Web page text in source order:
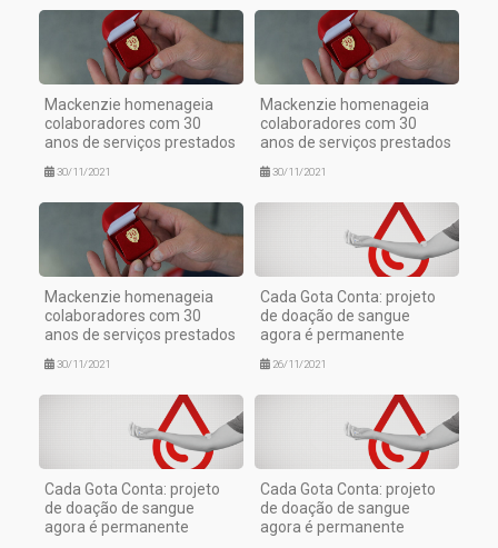
Mackenzie homenageia
colaboradores com 30
anos de serviços prestados
30/11/2021
Mackenzie homenageia
colaboradores com 30
anos de serviços prestados
30/11/2021
Mackenzie homenageia
colaboradores com 30
anos de serviços prestados
30/11/2021
Cada Gota Conta: projeto
de doação de sangue
agora é permanente
26/11/2021
Cada Gota Conta: projeto
de doação de sangue
agora é permanente
Cada Gota Conta: projeto
de doação de sangue
agora é permanente